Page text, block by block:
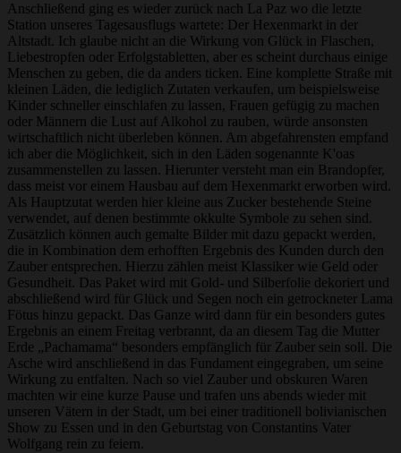
Anschließend ging es wieder zurück nach La Paz wo die letzte
Station unseres Tagesausflugs wartete: Der Hexenmarkt in der
Altstadt. Ich glaube nicht an die Wirkung von Glück in Flaschen,
Liebestropfen oder Erfolgstabletten, aber es scheint durchaus einige
Menschen zu geben, die da anders ticken. Eine komplette Straße mit
kleinen Läden, die lediglich Zutaten verkaufen, um beispielsweise
Kinder schneller einschlafen zu lassen, Frauen gefügig zu machen
oder Männern die Lust auf Alkohol zu rauben, würde ansonsten
wirtschaftlich nicht überleben können. Am abgefahrensten empfand
ich aber die Möglichkeit, sich in den Läden sogenannte K'oas
zusammenstellen zu lassen. Hierunter versteht man ein Brandopfer,
dass meist vor einem Hausbau auf dem Hexenmarkt erworben wird.
Als Hauptzutat werden hier kleine aus Zucker bestehende Steine
verwendet, auf denen bestimmte okkulte Symbole zu sehen sind.
Zusätzlich können auch gemalte Bilder mit dazu gepackt werden,
die in Kombination dem erhofften Ergebnis des Kunden durch den
Zauber entsprechen. Hierzu zählen meist Klassiker wie Geld oder
Gesundheit. Das Paket wird mit Gold- und Silberfolie dekoriert und
abschließend wird für Glück und Segen noch ein getrockneter Lama
Fötus hinzu gepackt. Das Ganze wird dann für ein besonders gutes
Ergebnis an einem Freitag verbrannt, da an diesem Tag die Mutter
Erde „Pachamama“ besonders empfänglich für Zauber sein soll. Die
Asche wird anschließend in das Fundament eingegraben, um seine
Wirkung zu entfalten. Nach so viel Zauber und obskuren Waren
machten wir eine kurze Pause und trafen uns abends wieder mit
unseren Vätern in der Stadt, um bei einer traditionell bolivianischen
Show zu Essen und in den Geburtstag von Constantins Vater
Wolfgang rein zu feiern.